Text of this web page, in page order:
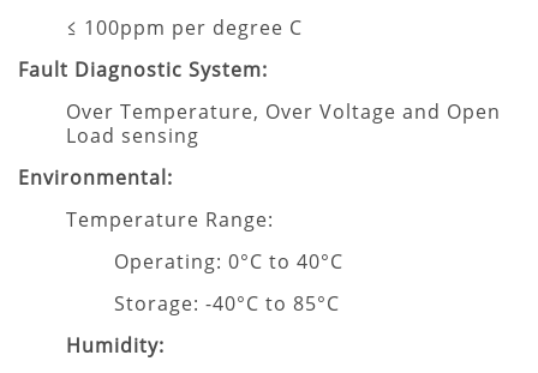
≤ 100ppm per degree C
Fault Diagnostic System:
Over Temperature, Over Voltage and Open
Load sensing
Environmental:
Temperature Range:
Operating: 0°C to 40°C
Storage: -40°C to 85°C
Humidity: